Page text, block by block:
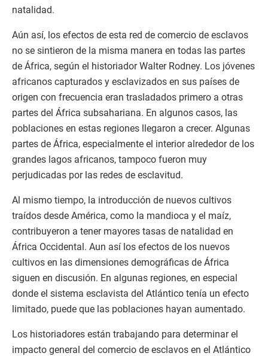
natalidad.
Aún así, los efectos de esta red de comercio de esclavos
no se sintieron de la misma manera en todas las partes
de África, según el historiador Walter Rodney. Los jóvenes
africanos capturados y esclavizados en sus países de
origen con frecuencia eran trasladados primero a otras
partes del África subsahariana. En algunos casos, las
poblaciones en estas regiones llegaron a crecer. Algunas
partes de África, especialmente el interior alrededor de los
grandes lagos africanos, tampoco fueron muy
perjudicadas por las redes de esclavitud.
Al mismo tiempo, la introducción de nuevos cultivos
traídos desde América, como la mandioca y el maíz,
contribuyeron a tener mayores tasas de natalidad en
África Occidental. Aun así los efectos de los nuevos
cultivos en las dimensiones demográficas de África
siguen en discusión. En algunas regiones, en especial
donde el sistema esclavista del Atlántico tenía un efecto
limitado, puede que las poblaciones hayan aumentado.
Los historiadores están trabajando para determinar el
impacto general del comercio de esclavos en el Atlántico